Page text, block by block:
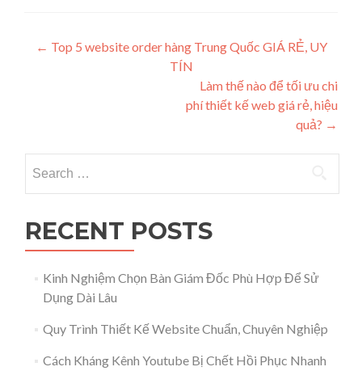
Post navigation
← Top 5 website order hàng Trung Quốc GIÁ RẺ, UY
TÍN
Làm thế nào để tối ưu chi
phí thiết kế web giá rẻ, hiệu
quả? →
RECENT POSTS
Kinh Nghiệm Chọn Bàn Giám Đốc Phù Hợp Để Sử
Dụng Dài Lâu
Quy Trình Thiết Kế Website Chuẩn, Chuyên Nghiệp
Cách Kháng Kênh Youtube Bị Chết Hồi Phục Nhanh